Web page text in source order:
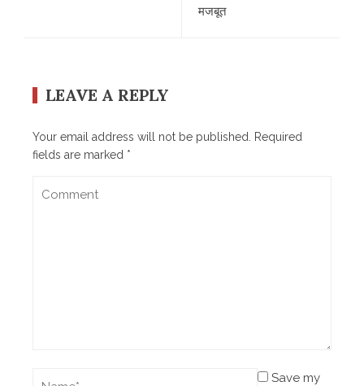
मजबूत
LEAVE A REPLY
Your email address will not be published.
Required
fields are marked *
Save my